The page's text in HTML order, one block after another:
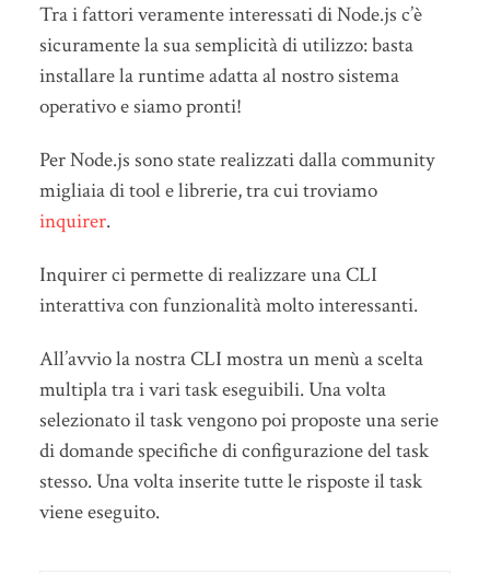
Tra i fattori veramente interessati di Node.js c’è
sicuramente la sua semplicità di utilizzo: basta
installare la runtime adatta al nostro sistema
operativo e siamo pronti!
Per Node.js sono state realizzati dalla community
migliaia di tool e librerie, tra cui troviamo
inquirer.
Inquirer ci permette di realizzare una CLI
interattiva con funzionalità molto interessanti.
All’avvio la nostra CLI mostra un menù a scelta
multipla tra i vari task eseguibili. Una volta
selezionato il task vengono poi proposte una serie
di domande specifiche di configurazione del task
stesso. Una volta inserite tutte le risposte il task
viene eseguito.